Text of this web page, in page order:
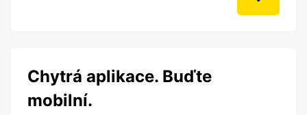
Chytrá aplikace. Buďte
mobilní.